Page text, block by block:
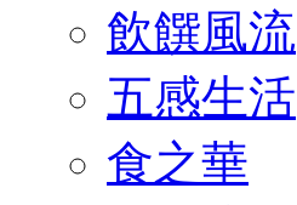
飲饌風流
五感生活
食之華